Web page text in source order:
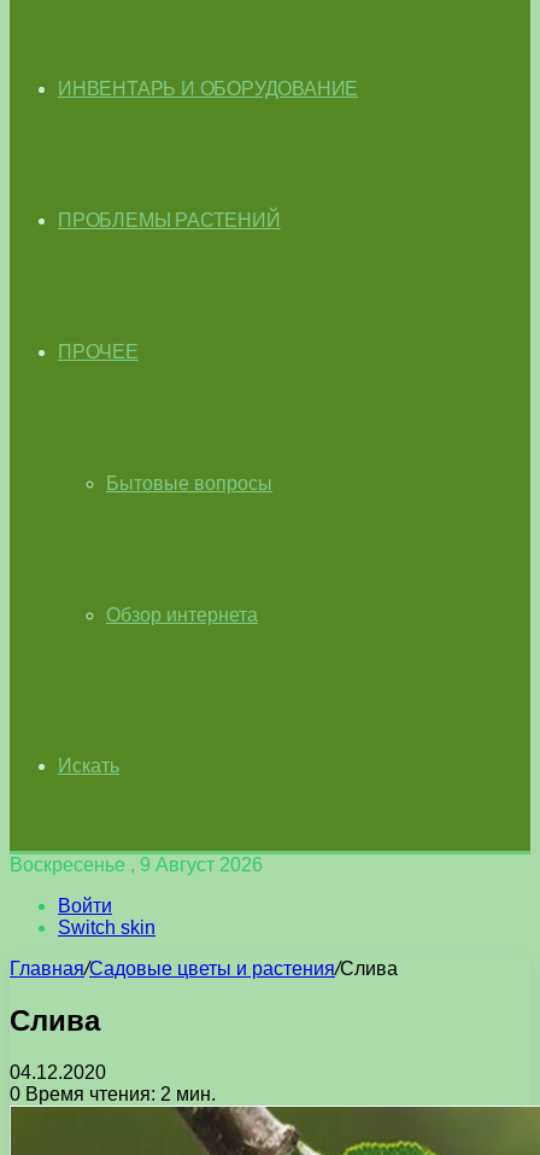
ИНВЕНТАРЬ И ОБОРУДОВАНИЕ
ПРОБЛЕМЫ РАСТЕНИЙ
ПРОЧЕЕ
Бытовые вопросы
Обзор интернета
Искать
Воскресенье , 9 Август 2026
Войти
Switch skin
Главная/Садовые цветы и растения/Слива
Слива
04.12.2020
0 Время чтения: 2 мин.